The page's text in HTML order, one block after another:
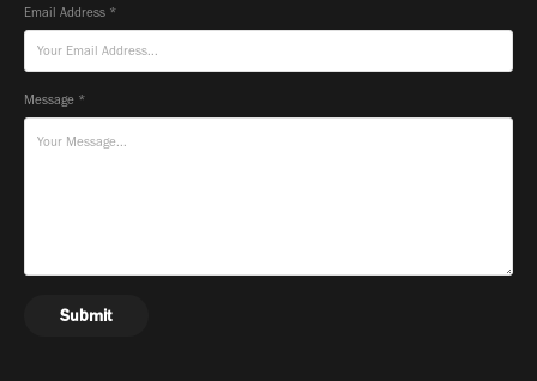
Email Address *
Message *
Submit